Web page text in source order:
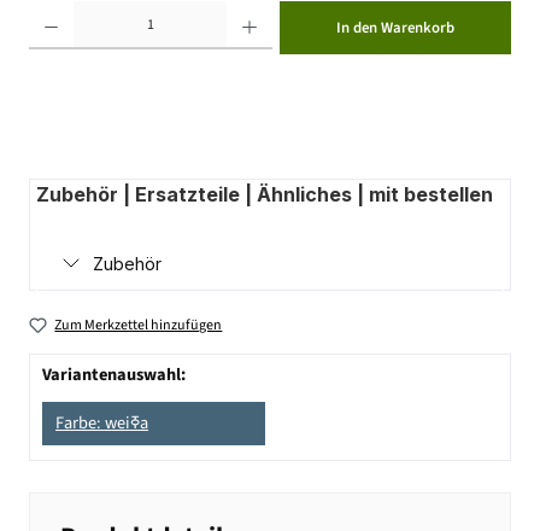
In den Warenkorb
Zubehör | Ersatzteile | Ähnliches | mit bestellen
Zubehör
Zum Merkzettel hinzufügen
Variantenauswahl:
Farbe: weiߧa